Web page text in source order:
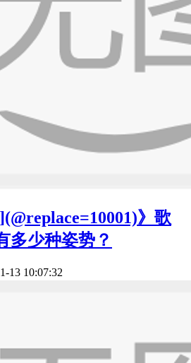
》歌
多少种姿势？
13 10:07:32